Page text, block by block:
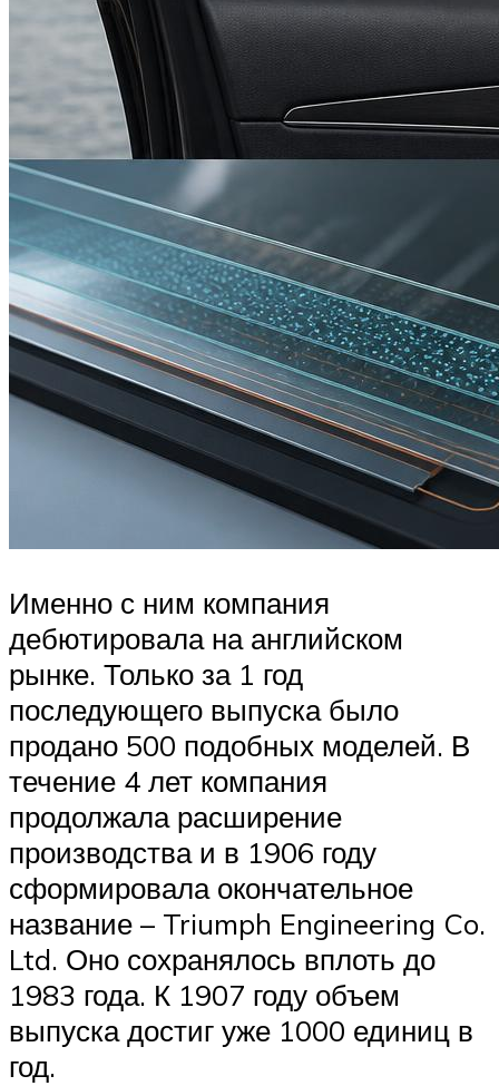
Именно с ним компания
дебютировала на английском
рынке. Только за 1 год
последующего выпуска было
продано 500 подобных моделей. В
течение 4 лет компания
продолжала расширение
производства и в 1906 году
сформировала окончательное
название – Triumph Engineering Co.
Ltd. Оно сохранялось вплоть до
1983 года. К 1907 году объем
выпуска достиг уже 1000 единиц в
год.